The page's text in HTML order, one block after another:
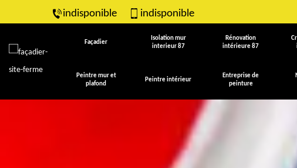
indisponible indisponible
Façadier
Isolation mur
interieur 87
Rénovation
intérieure 87
Peintre mur et
plafond
Peintre intérieur
Entreprise de
peinture